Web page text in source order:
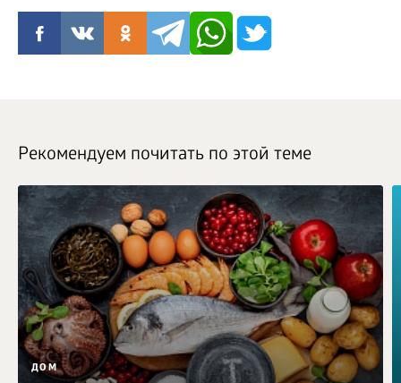
Рекомендуем почитать по этой теме
ДОМ